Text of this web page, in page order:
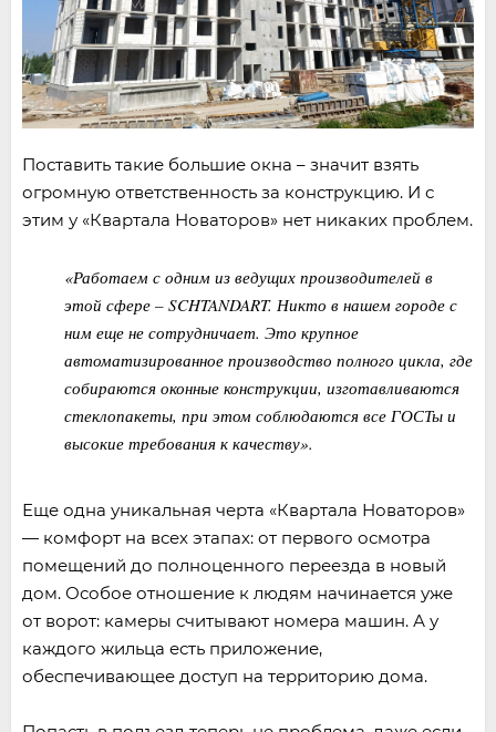
Поставить такие большие окна – значит взять
огромную ответственность за конструкцию. И с
этим у «Квартала Новаторов» нет никаких проблем.
«Работаем с одним из ведущих производителей в
этой сфере – SCHTANDART. Никто в нашем городе с
ним еще не сотрудничает. Это крупное
автоматизированное производство полного цикла, где
собираются оконные конструкции, изготавливаются
стеклопакеты, при этом соблюдаются все ГОСТы и
высокие требования к качеству».
Еще одна уникальная черта «Квартала Новаторов»
— комфорт на всех этапах: от первого осмотра
помещений до полноценного переезда в новый
дом. Особое отношение к людям начинается уже
от ворот: камеры считывают номера машин. А у
каждого жильца есть приложение,
обеспечивающее доступ на территорию дома.